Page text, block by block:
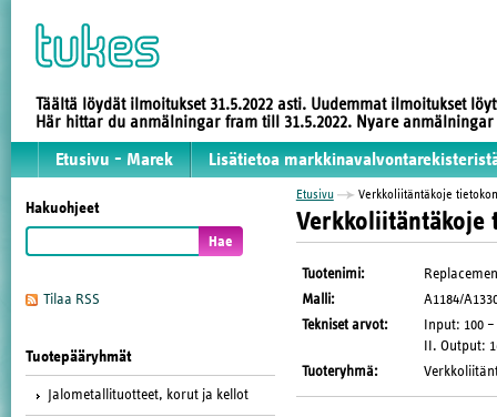
Täältä löydät ilmoitukset 31.5.2022 asti. Uudemmat ilmoitukset
Här hittar du anmälningar fram till 31.5.2022. Nyare
Etusivu - Marek Lisätietoa
Hakuohjeet
Tilaa RSS
Tuotepääryhmät
Jalometallituotteet, korut ja kellot
Etusivu Verkkoliitäntäkoje
Verkkoliitäntäkoje
Tuotenimi:
Malli:
A1184/
Tekniset arvot:
Input: 100 –
II. Output:
Tuoteryhmä: